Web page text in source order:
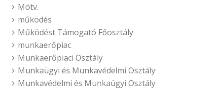
Mötv.
működés
Működést Támogató Főosztály
munkaerőpiac
Munkaerőpiaci Osztály
Munkaügyi és Munkavédelmi Osztály
Munkavédelmi és Munkaügyi Osztály